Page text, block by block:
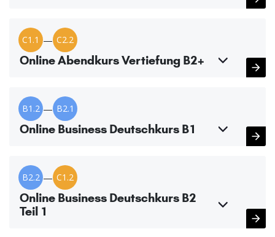
C1.1 — C2.2
Online Abendkurs Vertiefung B2+
B1.2 — B2.1
Online Business Deutschkurs B1
B2.2 — C1.2
Online Business Deutschkurs B2
Teil 1